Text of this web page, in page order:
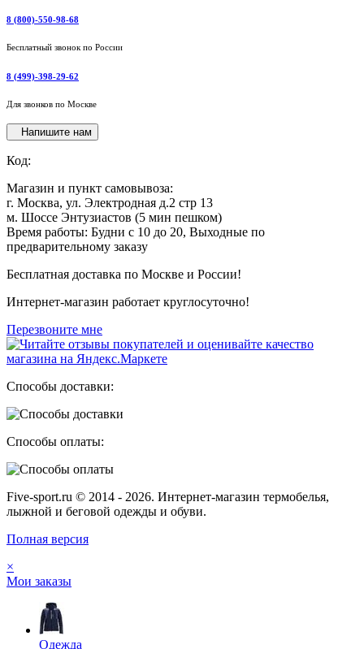
8 (800)-550-98-68
Бесплатный звонок по России
8 (499)-398-29-62
Для звонков по Москве
Напишите нам
Код:
Магазин и пункт самовывоза:
г. Москва, ул. Электродная д.2 стр 13
м. Шоссе Энтузиастов (5 мин пешком)
Время работы: Будни с 10 до 20, Выходные по
предварительному заказу
Бесплатная доставка по Москве и России!
Интернет-магазин работает круглосуточно!
Перезвоните мне
Способы доставки:
Способы оплаты:
Five-sport.ru © 2014 - 2026. Интернет-магазин термобелья,
лыжной и беговой одежды и обуви.
Полная версия
×
Мои заказы
Одежда